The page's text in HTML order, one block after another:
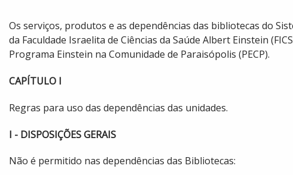
Os serviços, produtos e as dependências das bibliotecas do
da Faculdade Israelita de Ciências da Saúde Albert Einstein
Programa Einstein na Co​munidade de Paraisópolis (PECP).
CAPÍTULO I
Regras para uso das dependências das unidades.
I - DISPOSIÇÕES GERAIS
Não é permitido nas dependências das Bibliotecas: